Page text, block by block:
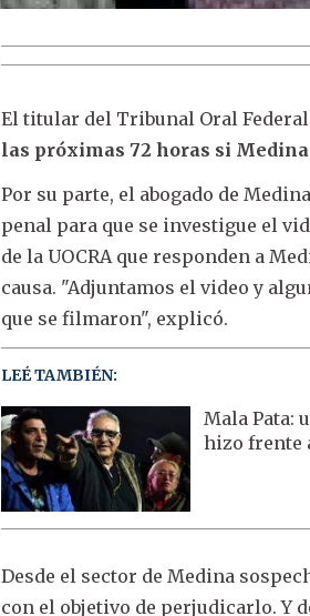
El titular del Tribunal Oral
las próximas 72 horas si
Por su parte, el abogado de
penal para que se investigue el
de la UOCRA que responden a
causa. "Adjuntamos el video y
que se filmaron", explicó.
LEÉ TAMBIÉN:
Mala Pata:
hizo frente
Desde el sector de Medina
con el objetivo de perjudicarlo. Y